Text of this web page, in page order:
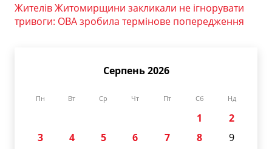
Жителів Житомирщини закликали не ігнорувати
тривоги: ОВА зробила термінове попередження
Серпень 2026
Пн Вт Ср Чт Пт Сб Нд
1
2
3
4 5 6 7 8
9